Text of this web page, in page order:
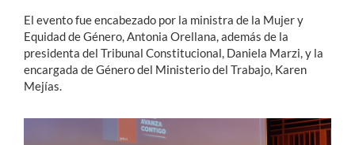
El evento fue encabezado por la ministra de la Mujer y
Equidad de Género, Antonia Orellana, además de la
presidenta del Tribunal Constitucional, Daniela Marzi, y la
encargada de Género del Ministerio del Trabajo, Karen
Mejías.